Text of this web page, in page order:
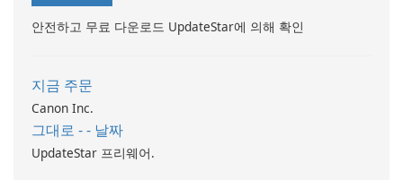
안전하고 무료 다운로드 UpdateStar에 의해 확인
지금 주문
Canon Inc.
그대로 - - 날짜
UpdateStar 프리웨어.